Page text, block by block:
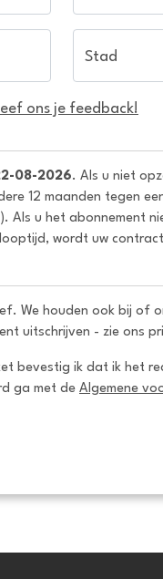
Stad
ons je feedback!
08-2026. Als u niet
12 maanden tegen
Als u het abonnement
wordt uw
We houden ook bij of
uitschrijven - zie ons
bevestig ik dat ik het
ga met de Algemene